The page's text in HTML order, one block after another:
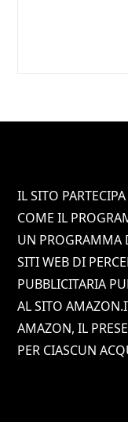
Footer
IL SITO
COME IL
UN PROGRAMMA
SITI WEB DI
PUBBLICITARIA
AL SITO
AMAZON, IL
PER CIASCUN